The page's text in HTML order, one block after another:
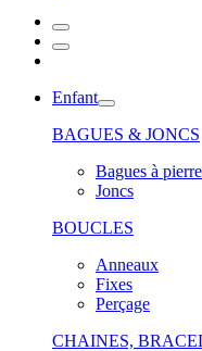
Enfant
BAGUES & JONCS
Bagues à
Joncs
BOUCLES
Anneaux
Fixes
Perçage
CHAINES,